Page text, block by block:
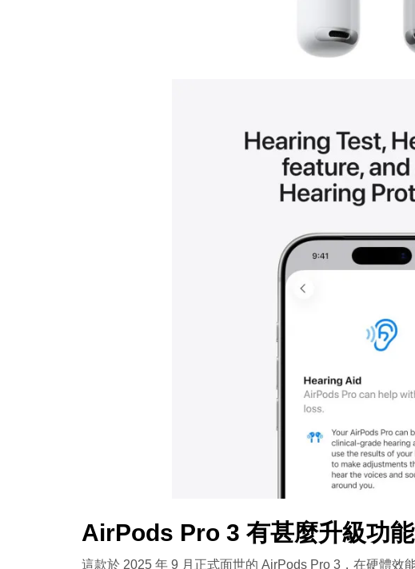
AirPods Pro 3 有甚麼升級功能
這款於 2025 年 9 月正式面世的 AirPods Pro 3，在硬體效